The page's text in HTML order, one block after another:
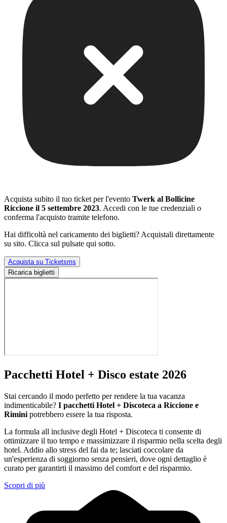
Acquista subito il tuo ticket per l'evento Twerk al Bollicine
Riccione il 5 settembre 2023. Accedi con le tue credenziali o
conferma l'acquisto tramite telefono.
Hai difficoltà nel caricamento dei biglietti? Acquistali direttamente
su sito. Clicca sul pulsate qui sotto.
Acquista su Ticketsms
Ricarica biglietti
Pacchetti Hotel + Disco estate 2026
Stai cercando il modo perfetto per rendere la tua vacanza
indimenticabile? I pacchetti Hotel + Discoteca a Riccione e
Rimini potrebbero essere la tua risposta.
La formula all inclusive degli Hotel + Discoteca ti consente di
ottimizzare il tuo tempo e massimizzare il risparmio nella scelta degli
hotel. Addio allo stress del fai da te; lasciati coccolare da
un'esperienza di soggiorno senza pensieri, dove ogni dettaglio è
curato per garantirti il massimo del comfort e del risparmio.
Scopri di più